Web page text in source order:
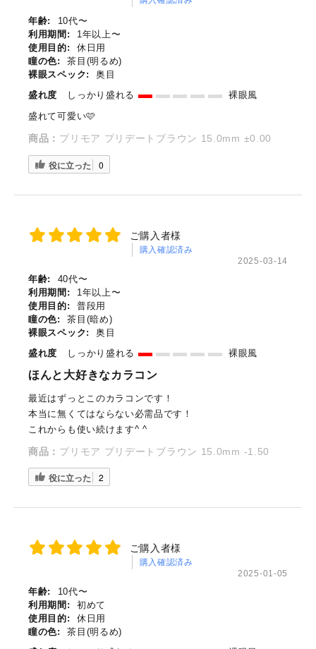
年齢:
10代〜
利用期間:
1年以上〜
使用目的:
休日用
瞳の色:
茶目(明るめ)
裸眼スペック:
奥目
盛れ度
しっかり盛れる
裸眼風
盛れて可愛い🩷
商品： プリモア プリデートブラウン 15.0mm ±0.00
役に立った 0
ご購入者様
購入確認済み
2025-03-14
年齢:
40代〜
利用期間:
1年以上〜
使用目的:
普段用
瞳の色:
茶目(暗め)
裸眼スペック:
奥目
盛れ度
しっかり盛れる 裸眼風
ほんと大好きなカラコン
最近はずっとこのカラコンです！
本当に無くてはならない必需品です！
これからも使い続けます^ ^
商品： プリモア プリデートブラウン 15.0mm -1.50
役に立った 2
ご購入者様
購入確認済み
2025-01-05
年齢:
10代〜
利用期間:
初めて
使用目的:
休日用
瞳の色:
茶目(明るめ)